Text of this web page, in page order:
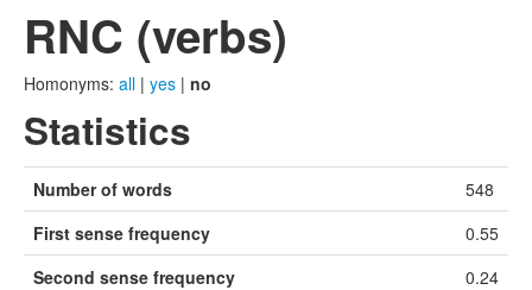
RNC (verbs)
Homonyms: all | yes | no
Statistics
Number of words
548
First sense frequency
0.55
Second sense frequency
0.24